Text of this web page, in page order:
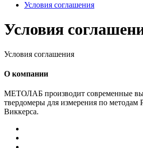
Условия соглашения
Условия
Условия соглашения
О компании
МЕТОЛАБ производит современные
твердомеры для измерения по методам
Виккерса.